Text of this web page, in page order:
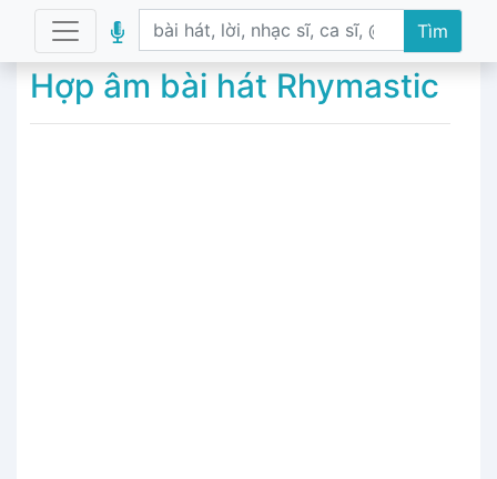
Tìm
Hợp âm bài hát Rhymastic